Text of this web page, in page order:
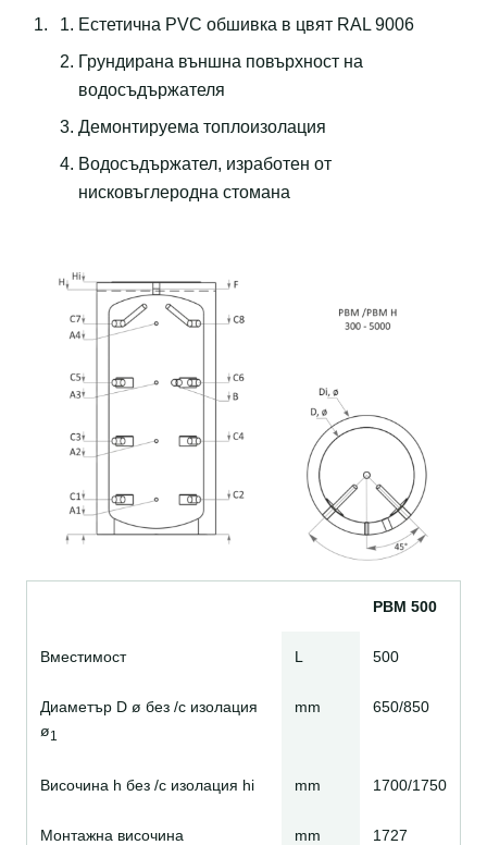
Eстетична PVC обшивка в цвят RAL 9006
Грундирана външна повърхност на
водосъдържателя
Демонтируема топлоизолация
Водосъдържател, изработен от
нисковъглеродна стомана
PBM 500
Вместимост L 500
Диаметър D ø без /с изолация
ø1
mm 650/850
Височина h без /с изолация hi mm 1700/1750
Монтажна височина mm 1727